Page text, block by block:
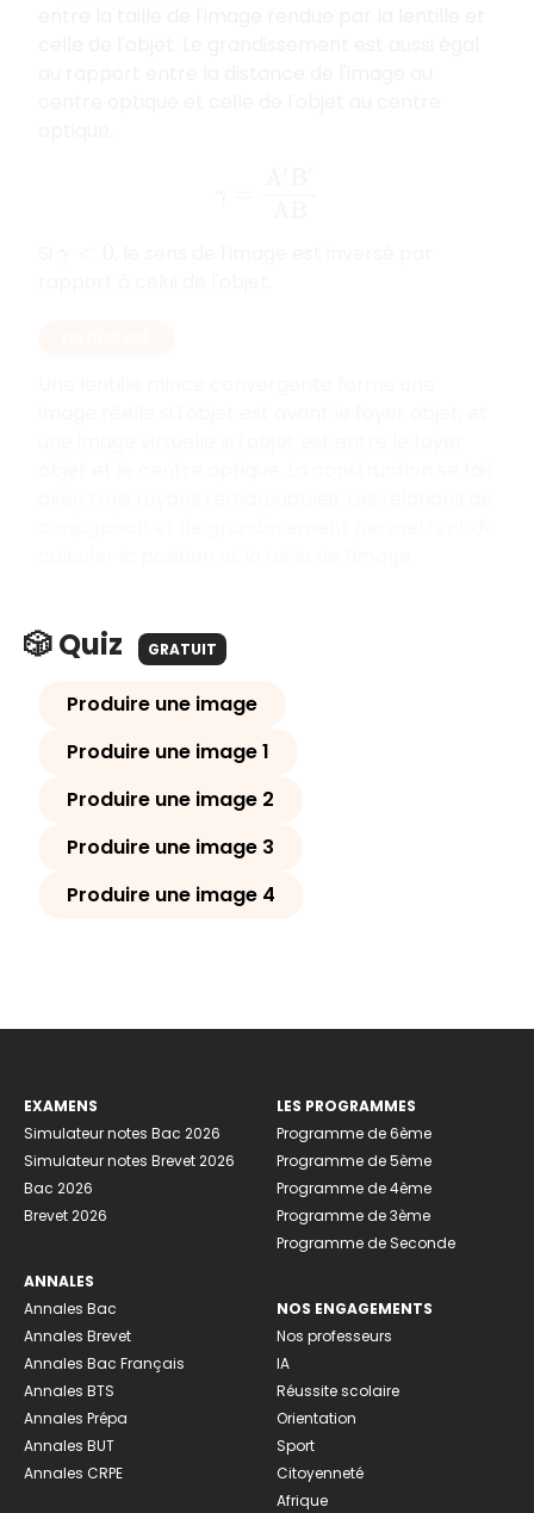
🎲 Quiz GRATUIT
Produire une image
Produire une image 1
Produire une image 2
Produire une image 3
Produire une image 4
EXAMENS
Simulateur notes Bac 2026
Simulateur notes Brevet 2026
Bac 2026
Brevet 2026
ANNALES
Annales Bac
Annales Brevet
Annales Bac Français
Annales BTS
Annales Prépa
Annales BUT
Annales CRPE
LES PROGRAMMES
Programme de 6ème
Programme de 5ème
Programme de 4ème
Programme de 3ème
Programme de Seconde
NOS ENGAGEMENTS
Nos professeurs
IA
Réussite scolaire
Orientation
Sport
Citoyenneté
Afrique